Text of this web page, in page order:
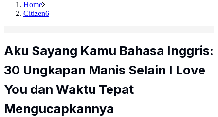
Home
Citizen6
Aku Sayang Kamu Bahasa Inggris:
30 Ungkapan Manis Selain I Love
You dan Waktu Tepat
Mengucapkannya